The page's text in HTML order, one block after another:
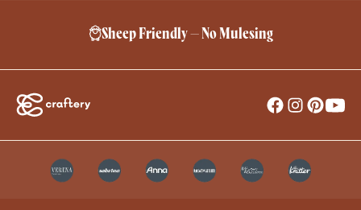
Sheep Friendly – No Mulesing